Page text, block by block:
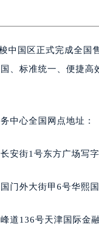
嘉兴市南湖区广益路
南昌市红谷滩新区红
广州市越秀区环市东路
惠州市惠城区江北文昌
福州市鼓楼区五四路
重庆市江北区观音桥步
中国区正式完成全国
、标准统一、便捷
中心全国网点地址：
安街1号东方广场写
门外大街甲6号华熙
道136号天津国际金